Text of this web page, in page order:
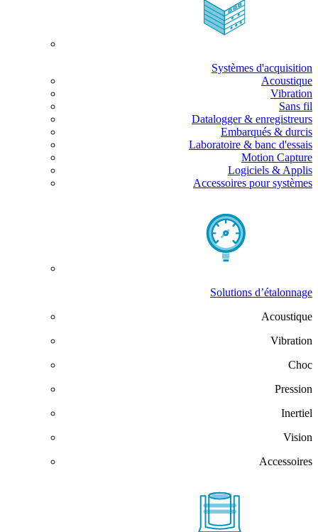
Systèmes d'acquisition
Acoustique
Vibration
Sans fil
Datalogger & enregistreurs
Embarqués & durcis
Laboratoire & banc d'essais
Motion Capture
Logiciels & Applis
Accessoires pour systèmes
Solutions d’étalonnage
Acoustique
Vibration
Choc
Pression
Inertiel
Vision
Accessoires